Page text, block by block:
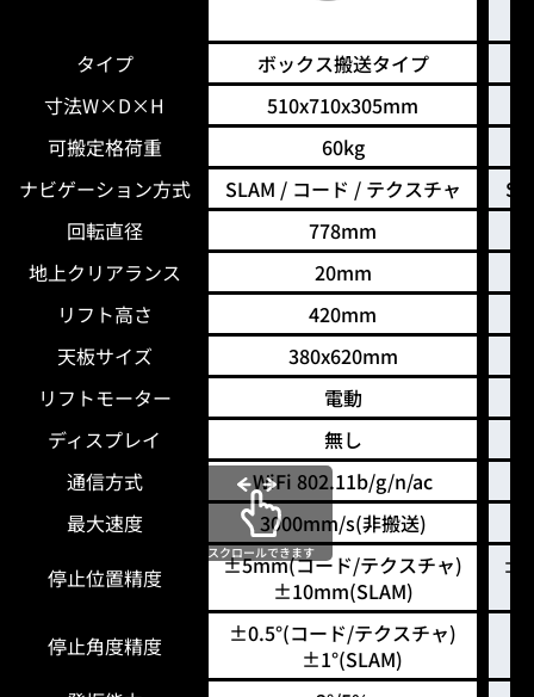
タイプ
ボックス搬送タイプ
寸法W×D×H
510x710x305mm
可搬定格荷重
60kg
ナビゲーション方式
SLAM / コード / テクスチャ
回転直径
778mm
地上クリアランス
20mm
リフト高さ
420mm
天板サイズ
380x620mm
リフトモーター
電動
ディスプレイ
無し
通信方式
WiFi 802.11b/g/n/ac
最大速度
3000mm/s(非搬送)
停止位置精度
±5mm(コード/テクスチャ)
±10mm(SLAM)
停止角度精度
±0.5°(コード/テクスチャ)
±1°(SLAM)
スクロールできます